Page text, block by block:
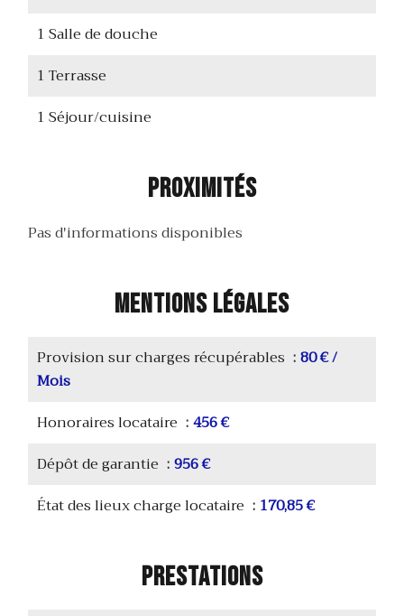
1 Salle de douche
1 Terrasse
1 Séjour/cuisine
Proximités
Pas d'informations disponibles
Mentions légales
Provision sur charges récupérables
80 € /
Mois
Honoraires locataire
456 €
Dépôt de garantie
956 €
État des lieux charge locataire
170,85 €
Prestations